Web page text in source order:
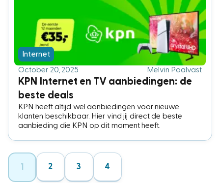
Internet
October 20, 2025
Melvin Paalvast
KPN Internet en TV aanbiedingen: de
beste deals
KPN heeft altijd wel aanbiedingen voor nieuwe
klanten beschikbaar. Hier vind jij direct de beste
aanbieding die KPN op dit moment heeft.
1 2 3 4